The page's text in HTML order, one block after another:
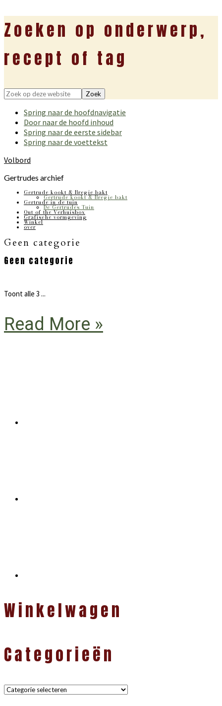
Zoeken op onderwerp,
recept of tag
Zoek
deze
website
Spring naar de hoofdnavigatie
Door naar de hoofd inhoud
Spring naar de eerste sidebar
Spring naar de voettekst
Volbord
Gertrudes archief
Gertrude kookt & Bregje bakt
Gertrude kookt & Bregje bakt
Gertrude in de tuin
De Gertrudes Tuin
Out of the Verhuisbox
Grafische vormgeving
Winkel
over
Geen categorie
Geen categorie
Toont alle 3 ...
Read More »
Winkelwagen
Categorieën
Categorieën